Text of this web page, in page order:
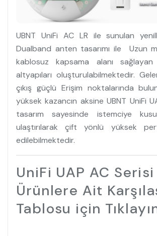
UBNT UniFi AC LR ile sunulan
Dualband anten tasarımı ile Uzun
kablosuz kapsama alanı
altyapıları oluşturulabilmektedir.
çıkış güçlü Erişim noktalarında
yüksek kazancın aksine UBNT UniFi
tasarım sayesinde istemciye
ulaştırılarak çift yönlü yüksek
edilebilmektedir.
UniFi UAP AC Serisi
Ürünlere Ait
Tablosu için